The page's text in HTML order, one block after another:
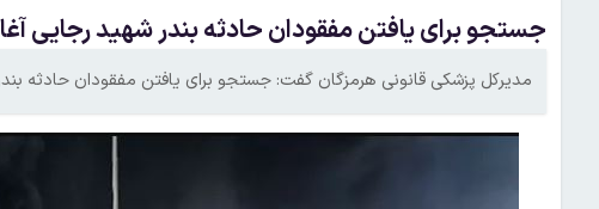
جستجو برای یافتن مفقودان حادثه بندر شهید رجایی
مدیرکل پزشکی قانونی هرمزگان گفت: جستجو برای یافتن مفقودان حادثه